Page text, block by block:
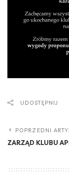
UDOSTĘPNIJ
POPRZEDNI
ZARZĄD KLUBU